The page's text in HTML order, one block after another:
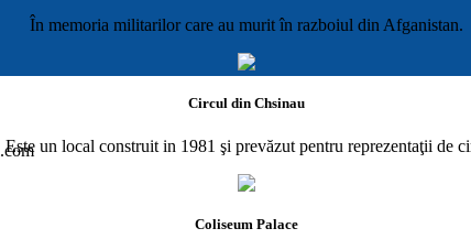
În memoria militarilor care au murit în razboiul din Afganistan.
Circul din Chsinau
Este un local construit in 1981 şi prevăzut pentru reprezentaţii de
Coliseum Palace